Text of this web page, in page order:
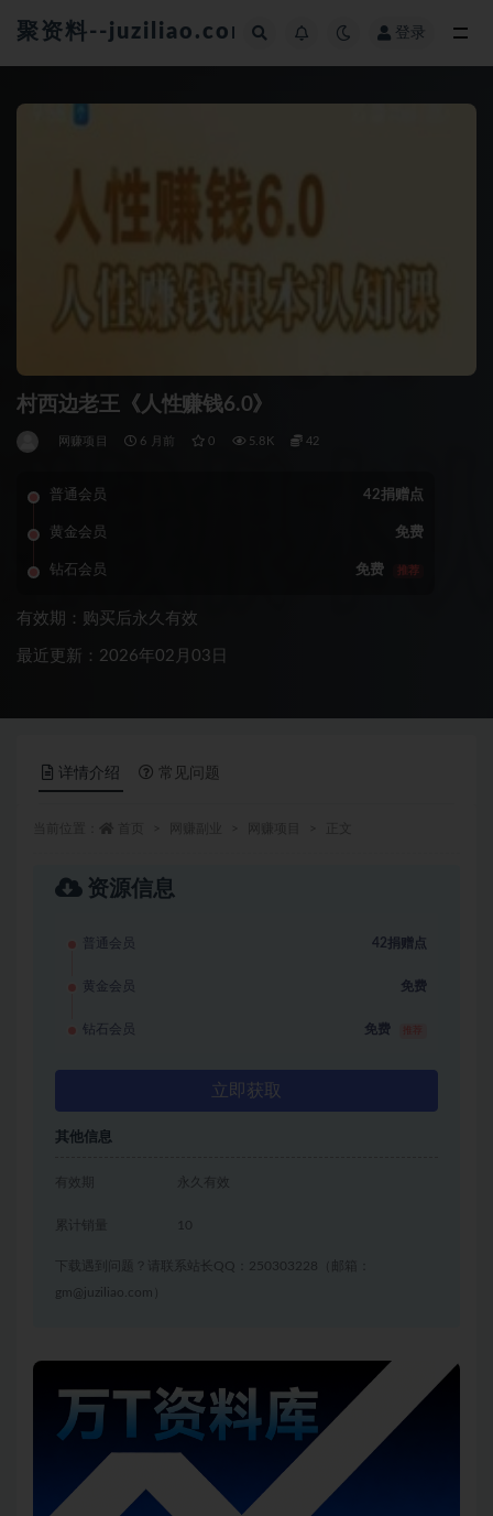
聚资料--juziliao.com--全网资料整合平台
登录
村西边老王《人性赚钱6.0》
网赚项目 6 月前 0 5.8K 42
普通会员 42捐赠点
黄金会员 免费
钻石会员 免费 推荐
有效期：购买后永久有效
最近更新：2026年02月03日
详情介绍 常见问题
资源信息
普通会员 42捐赠点
黄金会员 免费
钻石会员 免费
立即获取
其他信息
有效期 永久有效
累计销量 10
下载遇到问题？请联系站长QQ：250303228（邮箱：
gm@juziliao.com）